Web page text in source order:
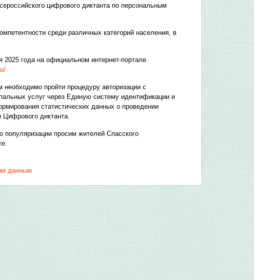
цифрового диктанта по персональным
среди различных категорий населения, в
года на официальном интернет-портале
.
пройти процедуру авторизации с
услуг через Единую систему идентификации и
статистических данных о проведении
диктанта.
просим жителей Спасского
данным